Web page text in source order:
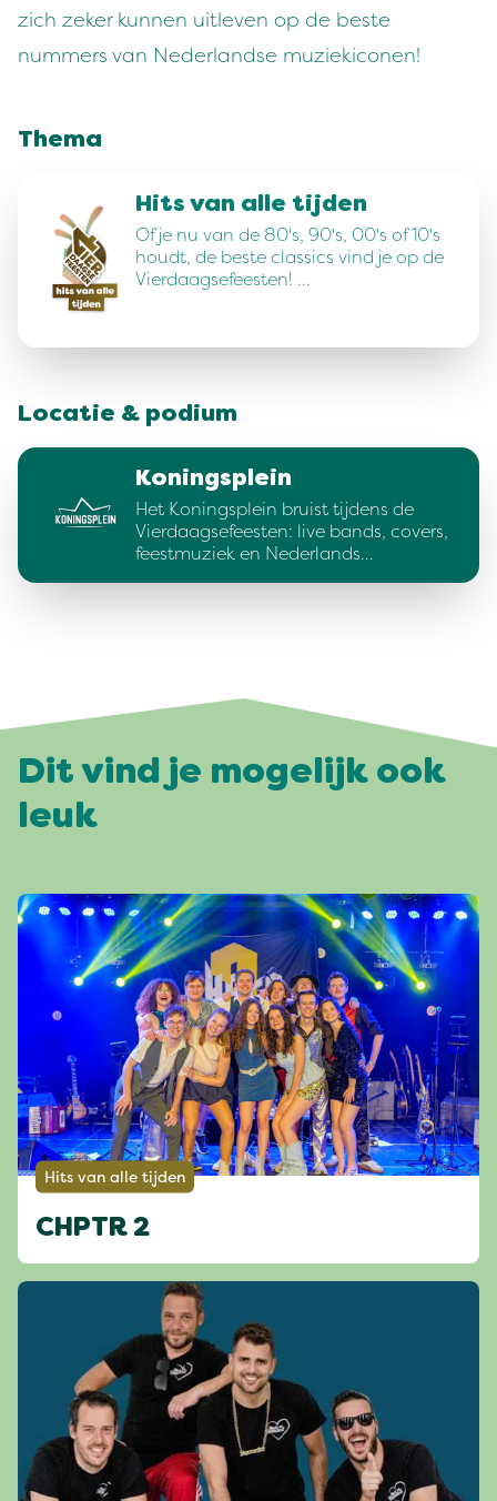
zich zeker kunnen uitleven op de beste
nummers van Nederlandse muziekiconen!
Thema
Hits van alle tijden
Of je nu van de 80's, 90's, 00's of 10's
houdt, de beste classics vind je op de
Vierdaagsefeesten! …
Locatie & podium
Koningsplein
Het Koningsplein bruist tijdens de
Vierdaagsefeesten: live bands, covers,
feestmuziek en Nederlands…
Dit vind je mogelijk ook
leuk
Hits van alle tijden
CHPTR 2